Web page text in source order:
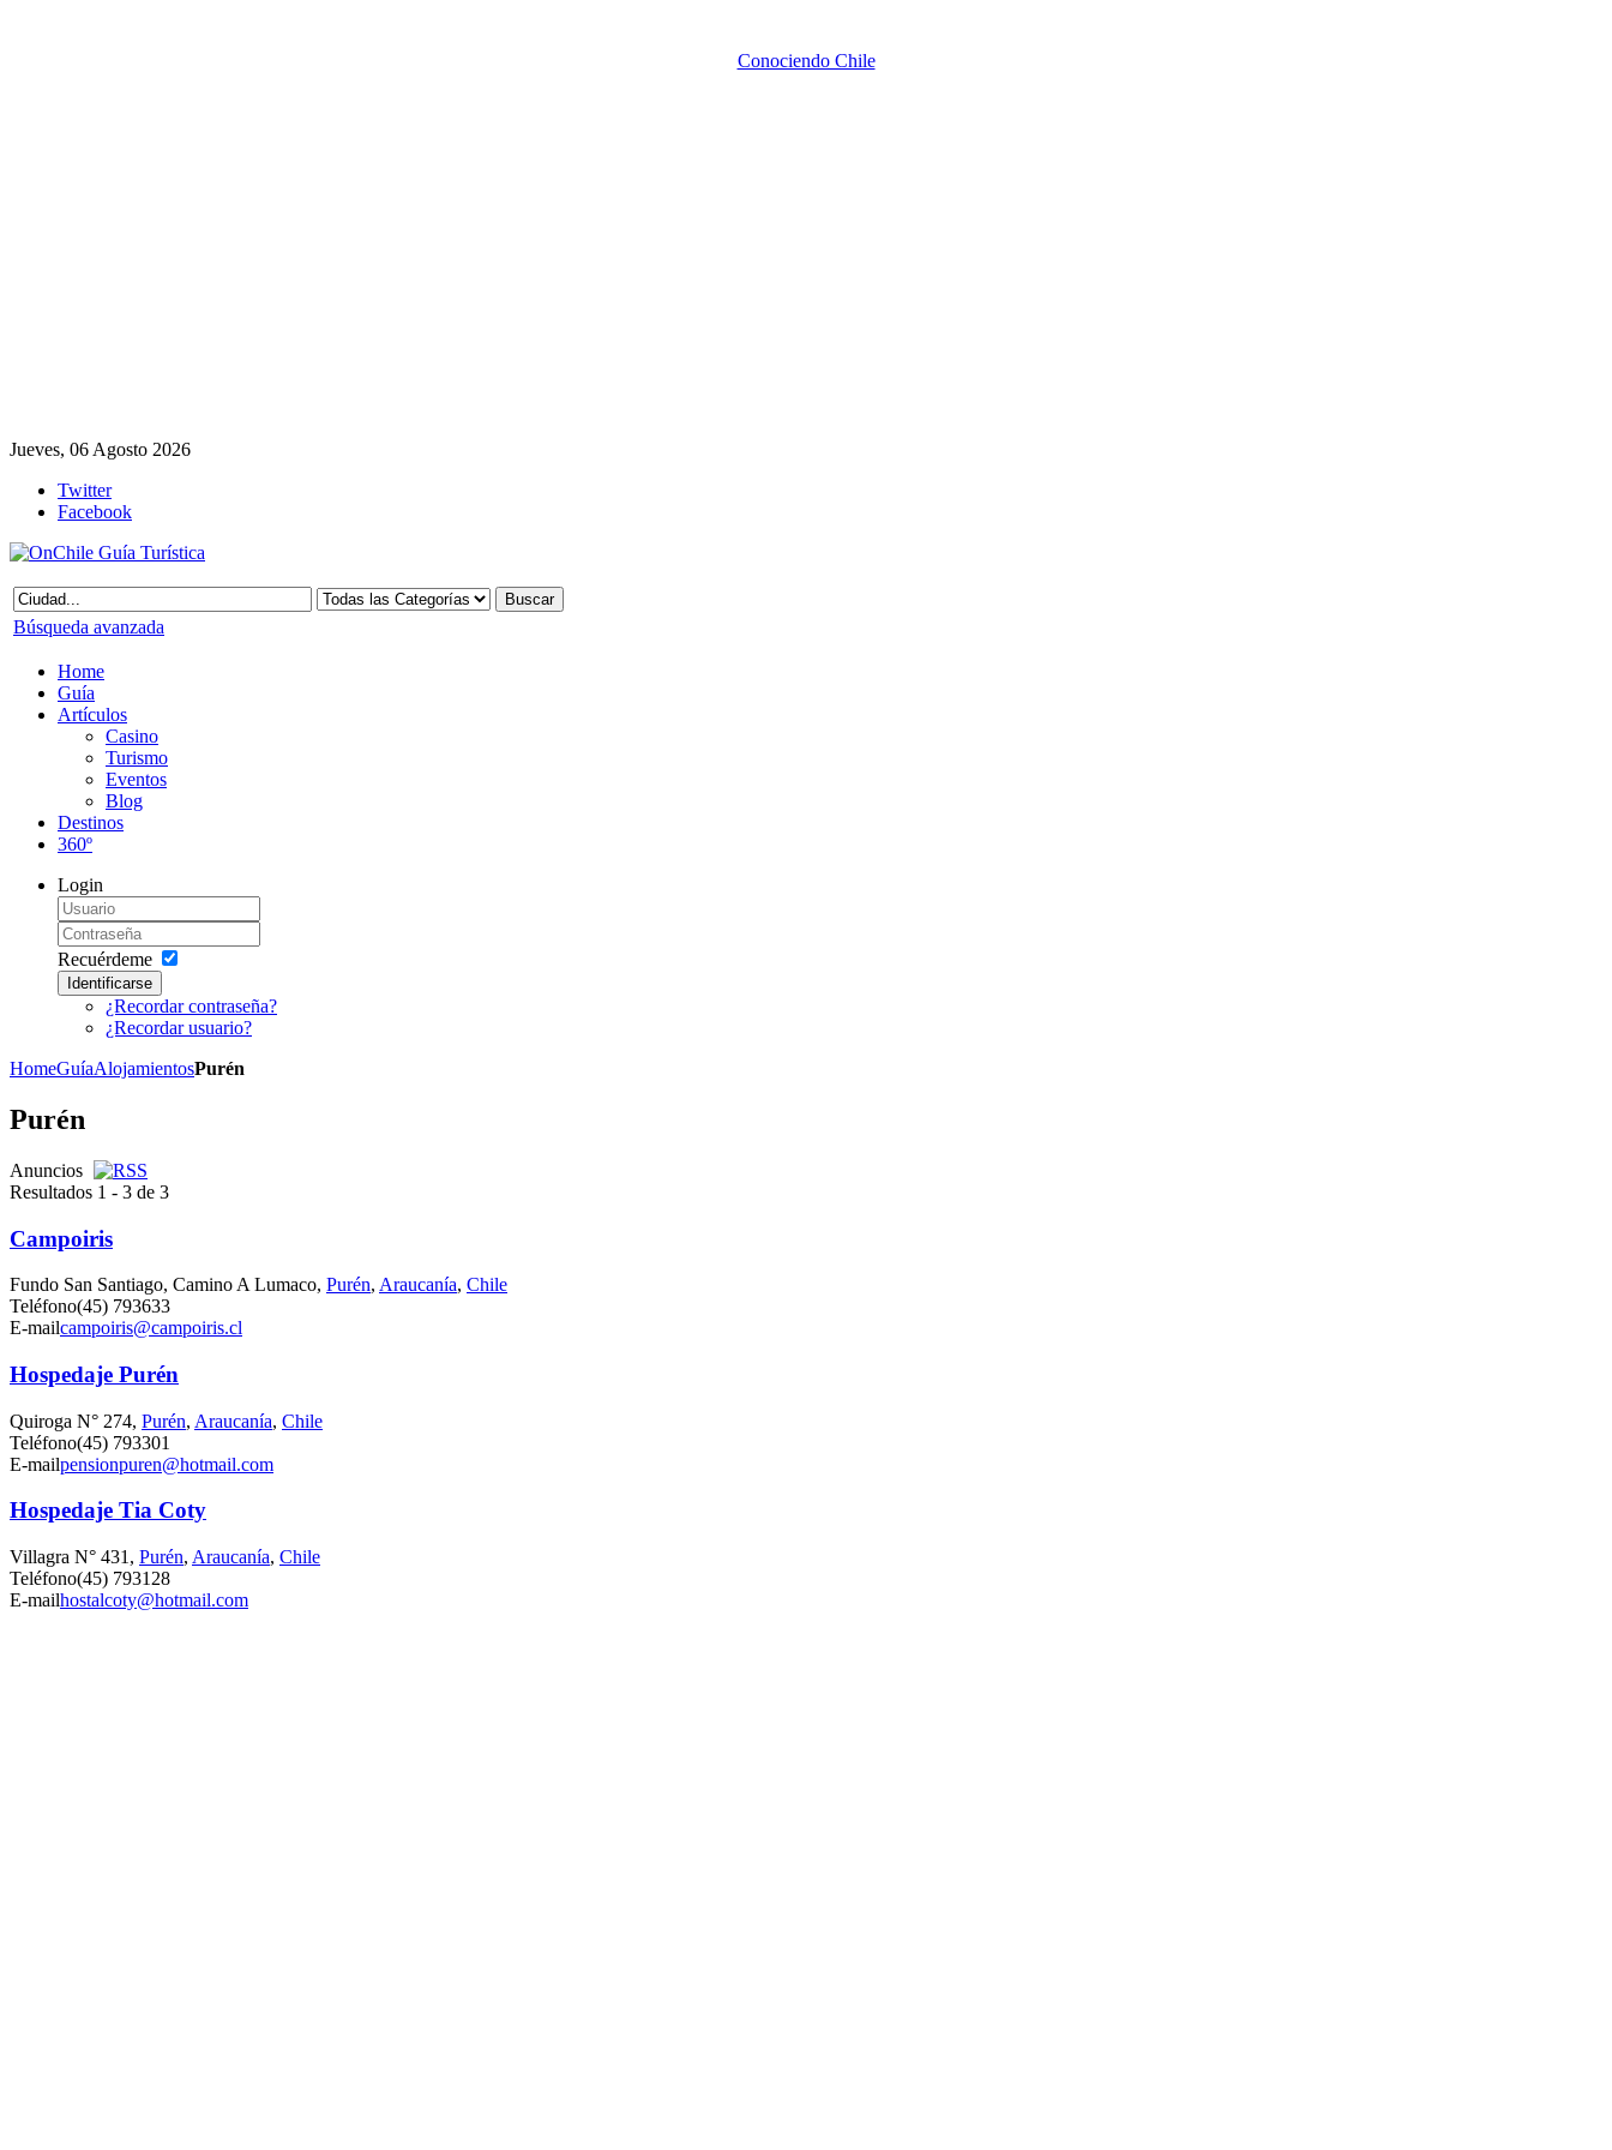
Conociendo Chile
Jueves, 06 Agosto 2026
Twitter
Facebook
Búsqueda avanzada
Home
Guía
Artículos
Casino
Turismo
Eventos
Blog
Destinos
360º
Login
Recuérdeme
Identificarse
¿Recordar contraseña?
¿Recordar usuario?
HomeGuíaAlojamientosPurén
Purén
Anuncios
Resultados 1 - 3 de 3
Campoiris
Fundo San Santiago, Camino A Lumaco, Purén, Araucanía, Chile
Teléfono(45) 793633
E-mailcampoiris@campoiris.cl
Hospedaje Purén
Quiroga N° 274, Purén, Araucanía, Chile
Teléfono(45) 793301
E-mailpensionpuren@hotmail.com
Hospedaje Tia Coty
Villagra N° 431, Purén, Araucanía, Chile
Teléfono(45) 793128
E-mailhostalcoty@hotmail.com